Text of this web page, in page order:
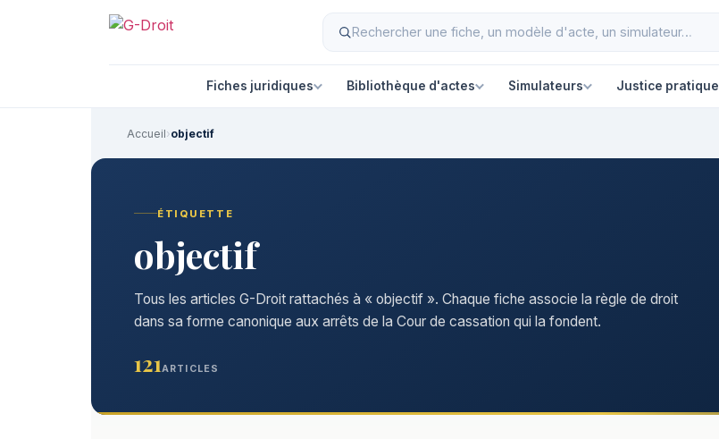
Fiches juridiques Bibliothèque d'actes Simulateurs Justice pratique
Accueil›objectif
ÉTIQUETTE
objectif
Tous les articles G-Droit rattachés à « objectif ». Chaque fiche associe la règle de droit
dans sa forme canonique aux arrêts de la Cour de cassation qui la fondent.
121 ARTICLES